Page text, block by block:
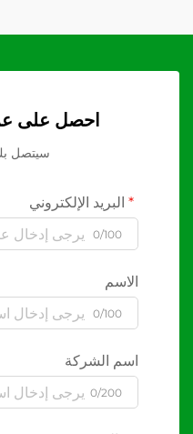
احصل على
سيتصل بك
البريد الإلكتروني
0/100
الاسم
0/100
اسم الشركة
0/200